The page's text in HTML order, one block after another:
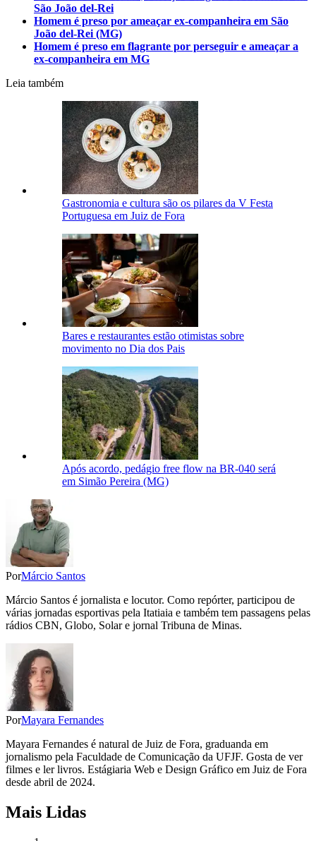
São João del-Rei
Homem é preso por ameaçar ex-companheira em São
João del-Rei (MG)
Homem é preso em flagrante por perseguir e ameaçar a
ex-companheira em MG
Leia também
Gastronomia e cultura são os pilares da V Festa
Portuguesa em Juiz de Fora
Bares e restaurantes estão otimistas sobre
movimento no Dia dos Pais
Após acordo, pedágio free flow na BR-040 será
em Simão Pereira (MG)
PorMárcio Santos
Márcio Santos é jornalista e locutor. Como repórter, participou de
várias jornadas esportivas pela Itatiaia e também tem passagens pelas
rádios CBN, Globo, Solar e jornal Tribuna de Minas.
PorMayara Fernandes
Mayara Fernandes é natural de Juiz de Fora, graduanda em
jornalismo pela Faculdade de Comunicação da UFJF. Gosta de ver
filmes e ler livros. Estágiaria Web e Design Gráfico em Juiz de Fora
desde abril de 2024.
Mais Lidas